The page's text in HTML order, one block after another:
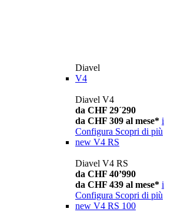
Diavel
V4
Diavel V4
da CHF 29´290
da CHF 309 al mese* i
Configura Scopri di più
new V4 RS
Diavel V4 RS
da CHF 40’990
da CHF 439 al mese* i
Configura Scopri di più
new V4 RS 100